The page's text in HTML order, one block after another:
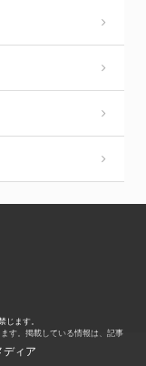
じます。
す。掲載している情報は、記事
ディア